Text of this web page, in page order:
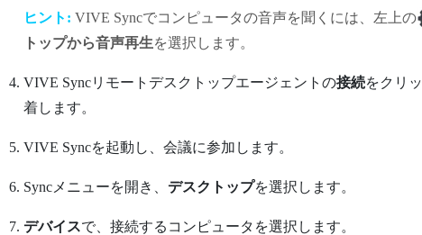
ヒント: VIVE Syncでコンピュータの音声を聞くには、左上の
トップから音声再生を選択します。
VIVE Syncリモートデスクトップエージェント の接続をクリ
着します。
VIVE Syncを起動し、会議に参加します。
Syncメニューを開き、 デスクトップを選択します。
デバイスで、接続するコンピュータを選択します。